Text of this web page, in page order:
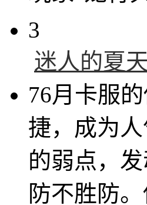
3
迷人的夏天
76月卡服
捷，成为
的弱点，
防不胜防